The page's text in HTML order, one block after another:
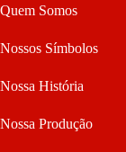
Quem Somos
Nossos Símbolos
Nossa História
Nossa Produção